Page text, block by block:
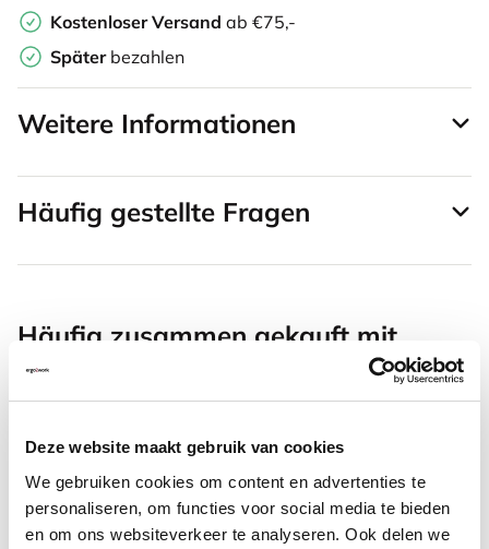
Deze website maakt gebruik van cookies
We gebruiken cookies om content en advertenties te
personaliseren, om functies voor social media te bieden
en om ons websiteverkeer te analyseren. Ook delen we
Kostenloser Versand ab €75,-
Später bezahlen
Weitere Informationen
Häufig gestellte Fragen
Häufig zusammen gekauft mit
Maus rechtshändig kabellos
67,94
Inkl. MwSt.